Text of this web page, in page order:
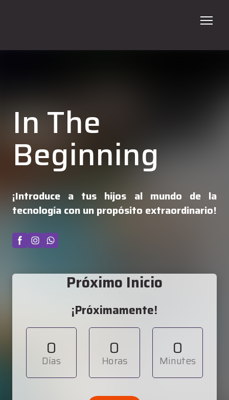
En tu Escuela
Galería
Verano 2026
In The
Beginning
¡Introduce a tus hijos al mundo de la
tecnología con un propósito extraordinario!
Próximo Inicio
¡Próximamente!
0
Días
0
Horas
0
Minutes